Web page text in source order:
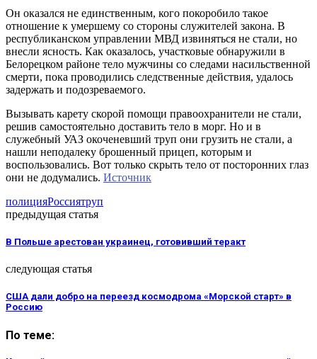
Он оказался не единственным, кого покоробило такое
отношение к умершему со стороны служителей закона. В
республиканском управлении МВД извиняться не стали, но
внесли ясность. Как оказалось, участковые обнаружили в
Белорецком районе тело мужчины со следами насильственной
смерти, пока проводились следственные действия, удалось
задержать и подозреваемого.
Вызывать карету скорой помощи правоохранители не стали,
решив самостоятельно доставить тело в морг. Но и в
служебный УАЗ окоченевший труп они грузить не стали, а
нашли неподалеку брошенный прицеп, которым и
воспользовались. Вот только скрыть тело от посторонних глаз
они не додумались. Источник
полицияРоссиятруп
предыдущая статья
В Польше арестован украинец, готовивший теракт
следующая статья
США дали добро на переезд космодрома «Морской старт» в
Россию
По теме: